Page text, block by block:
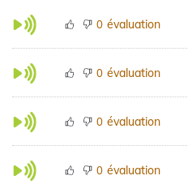
0 évaluation
0 évaluation
0 évaluation
0 évaluation